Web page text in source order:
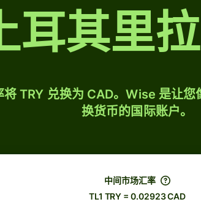
耳其里
TRY 兑换为 CAD。Wise 是让
换货币的国际账户。
中间市场汇率
TL1 TRY = 0.02923 CAD